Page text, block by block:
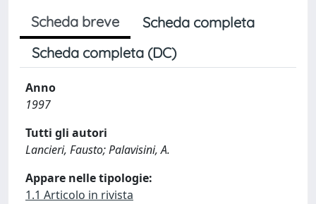
Scheda breve
Scheda completa
Scheda completa (DC)
Anno
1997
Tutti gli autori
Lancieri, Fausto; Palavisini, A.
Appare nelle tipologie:
1.1 Articolo in rivista